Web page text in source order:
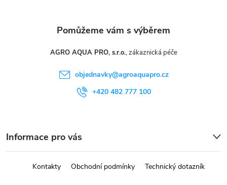
AGRO AQUA PRO, s.r.o.
objednavky@agroaquapro.cz
+420 482 777 100
Informace pro vás
Kontakty Obchodní podmínky Technický dotazník